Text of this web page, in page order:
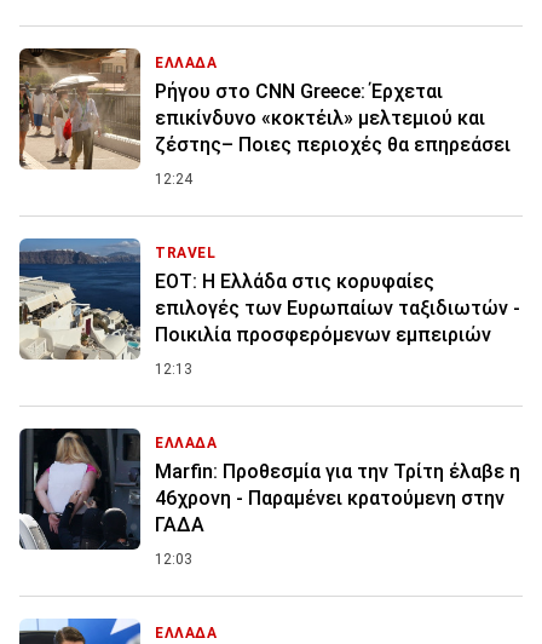
ΕΛΛΑΔΑ
Ρήγου στο CNN Greece: Έρχεται
επικίνδυνο «κοκτέιλ» μελτεμιού και
ζέστης– Ποιες περιοχές θα επηρεάσει
12:24
TRAVEL
ΕΟΤ: Η Ελλάδα στις κορυφαίες
επιλογές των Ευρωπαίων ταξιδιωτών -
Ποικιλία προσφερόμενων εμπειριών
12:13
ΕΛΛΑΔΑ
Marfin: Προθεσμία για την Τρίτη έλαβε η
46χρονη - Παραμένει κρατούμενη στην
ΓΑΔΑ
12:03
ΕΛΛΑΔΑ